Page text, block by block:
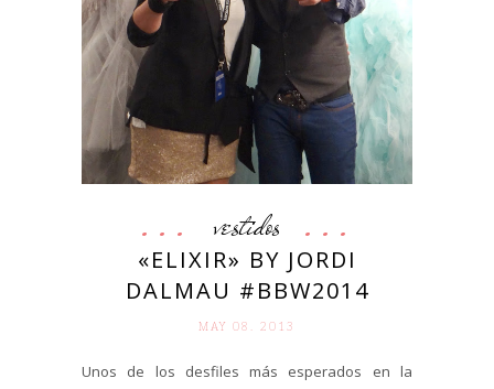
vestidos
«ELIXIR» BY JORDI
DALMAU #BBW2014
MAY 08. 2013
Unos de los desfiles más esperados en la